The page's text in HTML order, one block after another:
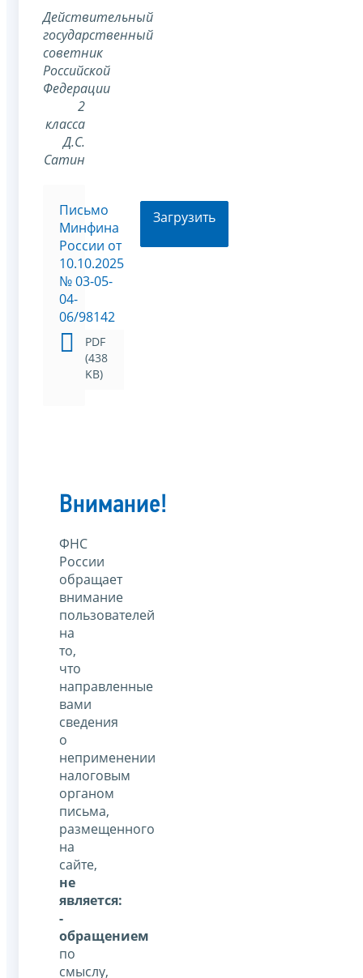
Действительный
государственный
советник
Российской
Федерации
2
класса
Д.С.
Сатин
Письмо
Минфина
России от
10.10.2025
№ 03-05-
04-
06/98142
PDF
(438
KB)
Загрузить
Внимание!
ФНС
России
обращает
внимание
пользователей
на
то,
что
направленные
вами
сведения
о
неприменении
налоговым
органом
письма,
размещенного
на
сайте,
не
является:
-
обращением
по
смыслу,